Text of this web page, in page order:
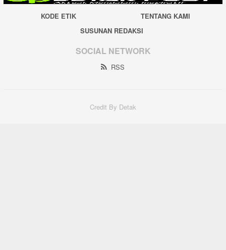
KODE ETIK
TENTANG KAMI
SUSUNAN REDAKSI
SOCIAL NETWORK
RSS
Credit By Detak